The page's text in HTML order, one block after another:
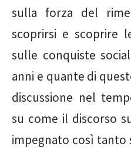
sulla forza del
scoprirsi e scoprire
sulle conquiste
anni e quante di
discussione nel
su come il discorso
impegnato così tanto